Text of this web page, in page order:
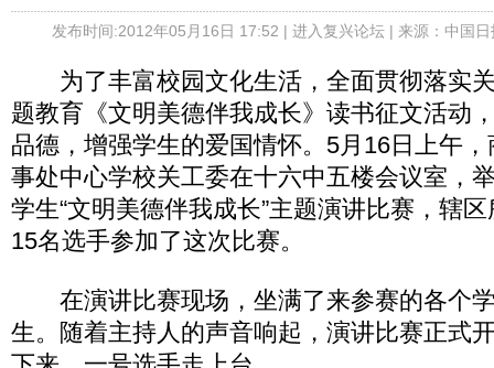
发布时间:2012年05月16日 17:52 | 进入复兴论坛| 来源：中国
为了丰富校园文化生活，全面贯彻落实
题教育《文明美德伴我成长》读书征文活动
品德，增强学生的爱国情怀。5月16日上午
事处中心学校关工委在十六中五楼会议室，
学生“文明美德伴我成长”主题演讲比赛，辖
15名选手参加了这次比赛。
在演讲比赛现场，坐满了来参赛的各个
生。随着主持人的声音响起，演讲比赛正式